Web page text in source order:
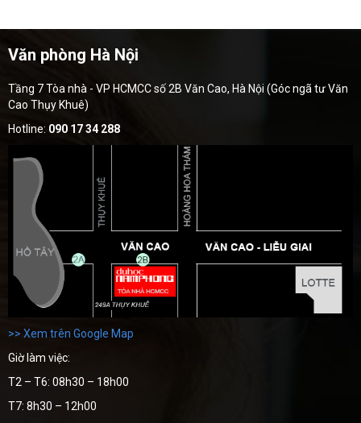
Văn phòng Hà Nội
Tầng 7 Tòa nhà - VP HCMCC số 2B Văn Cao, Hà Nội (Góc ngã tư Văn
Cao Thụy Khuê)
Hotline: 090 17 34 288
>> Xem trên Google Map
Giờ làm việc:
T2 – T6: 08h30 – 18h00
T7: 8h30 – 12h00